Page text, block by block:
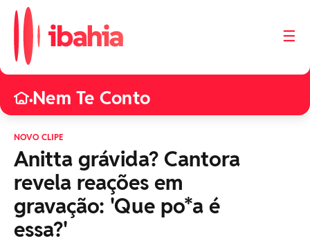
☰
•Nem Te Conto
NOVO CLIPE
Anitta grávida? Cantora
revela reações em
gravação: 'Que po*a é
essa?'